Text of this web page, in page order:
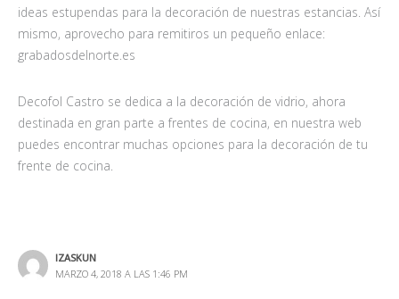
ideas estupendas para la decoración de nuestras estancias. Así
mismo, aprovecho para remitiros un pequeño enlace:
grabadosdelnorte.es
Decofol Castro se dedica a la decoración de vidrio, ahora
destinada en gran parte a frentes de cocina, en nuestra web
puedes encontrar muchas opciones para la decoración de tu
frente de cocina.
IZASKUN
MARZO 4, 2018 A LAS 1:46 PM